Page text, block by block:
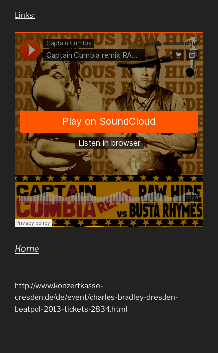
Links:
Home
http://www.konzertkasse-
dresden.de/de/event/charles-bradley-dresden-
beatpol-2013-tickets-2834.html